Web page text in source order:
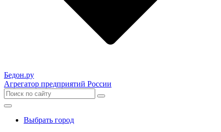
Бедон.ру
Агрегатор предприятий России
Выбрать город